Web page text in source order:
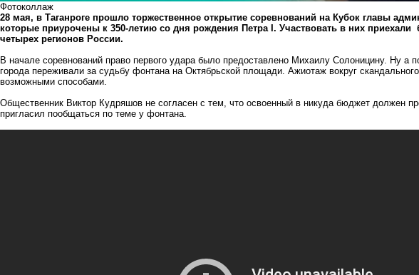
Фотоколлаж
28 мая, в Таганроге прошло торжественное открытие соревнований на Кубок главы
которые приурочены к 350-летию со дня рождения Петра I. Участвовать в них приехали
четырех регионов России.
В начале соревнований право первого удара было предоставлено Михаилу Солоницину. Ну а
города переживали за судьбу фонтана на Октябрьской площади. Ажиотаж вокруг
возможными способами.
Общественник Виктор Кудряшов не согласен с тем, что освоенный в никуда бюджет должен
пригласил пообщаться по теме у фонтана.